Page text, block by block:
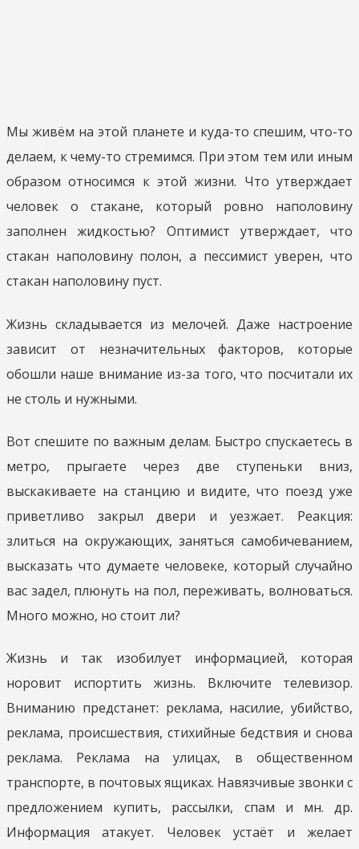
Мы живём на этой планете и куда-то спешим, что-то
делаем, к чему-то стремимся. При этом тем или иным
образом относимся к этой жизни. Что утверждает
человек о стакане, который ровно наполовину
заполнен жидкостью? Оптимист утверждает, что
стакан наполовину полон, а пессимист уверен, что
стакан наполовину пуст.
Жизнь складывается из мелочей. Даже настроение
зависит от незначительных факторов, которые
обошли наше внимание из-за того, что посчитали их
не столь и нужными.
Вот спешите по важным делам. Быстро спускаетесь в
метро, прыгаете через две ступеньки вниз,
выскакиваете на станцию и видите, что поезд уже
приветливо закрыл двери и уезжает. Реакция:
злиться на окружающих, заняться самобичеванием,
высказать что думаете человеке, который случайно
вас задел, плюнуть на пол, переживать, волноваться.
Много можно, но стоит ли?
Жизнь и так изобилует информацией, которая
норовит испортить жизнь. Включите телевизор.
Вниманию предстанет: реклама, насилие, убийство,
реклама, происшествия, стихийные бедствия и снова
реклама. Реклама на улицах, в общественном
транспорте, в почтовых ящиках. Навязчивые звонки с
предложением купить, рассылки, спам и мн. др.
Информация атакует. Человек устаёт и желает